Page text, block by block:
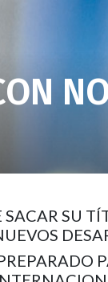
SACAR SU